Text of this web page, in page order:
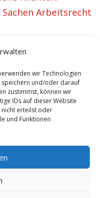
wir Technologien
und/oder darauf
zustimmst, können wir
IDs auf dieser Website
nicht erteilst oder
und Funktionen
Arbeitsrecht
Beistand.
IT- und
– Inzwischen
Vertretung